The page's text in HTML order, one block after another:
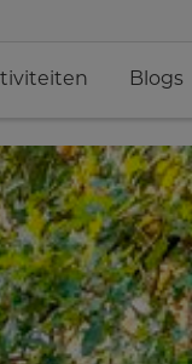
Blogs